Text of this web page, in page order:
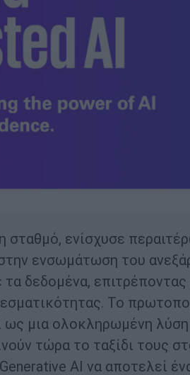
σταθμό, ενίσχυσε
ενσωμάτωση του
τα δεδομένα,
Το
ως μια ολοκληρωμένη
τώρα το ταξίδι τους
AI να αποτελεί